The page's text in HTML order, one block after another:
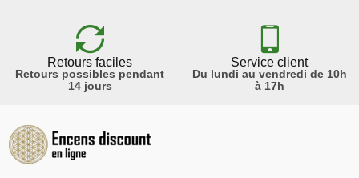
Retours faciles
Retours possibles pendant
14 jours
Service client
Du lundi au vendredi de 10h
à 17h